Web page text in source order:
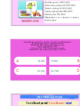
Building rent: 5300 AED
Electricity utility bill: 1590 AED
Water utility bill: 800 AED
Yearly website fee: 1350 AED
Delivery Fee: 750 AED
Materials to produce products:
13,000 AED
Calculate the variable cost for January for AlHaramain.
Building rent: 5300 - Insurance:1200
Electricity: 1590 Water: 800 per month
Yearly website fee: 1350
Delivery Fee: 750 Dirhams per month
Materials to produce products: 13,000
A 16,140 B
17490
C 20,140 D
22,790
Variable cost per unit:Variable costs /output